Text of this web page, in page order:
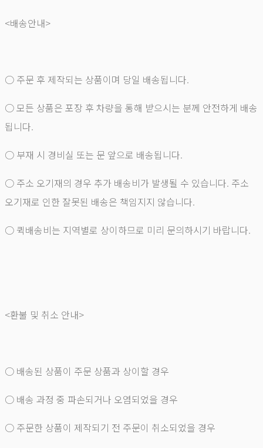
<배송안내>
○ 주문 후 제작되는 상품이며 당일 배송됩니다.
○ 모든 상품은 포장 후 차량을 통해 받으시는 분께 안전하게 배송
됩니다.
○ 부재 시 경비실 또는 문 앞으로 배송됩니다.
○ 주소 오기재의 경우 추가 배송비가 발생될 수 있습니다. 주소
오기재로 인한 잘못된 배송은 책임지지 않습니다.
○ 퀵배송비는 지역별로 상이하므로 미리 문의하시기 바랍니다.
<환불 및 취소 안내>
○ 배송된 상품이 주문 상품과 상이할 경우
○ 배송 과정 중 파손되거나 오염되었을 경우
○ 주문한 상품이 제작되기 전 주문이 취소되었을 경우